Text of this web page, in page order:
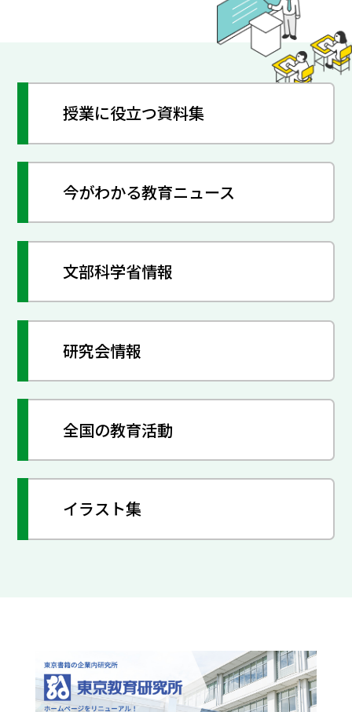
授業に役立つ資料集
今がわかる教育ニュース
文部科学省情報
研究会情報
全国の教育活動
イラスト集